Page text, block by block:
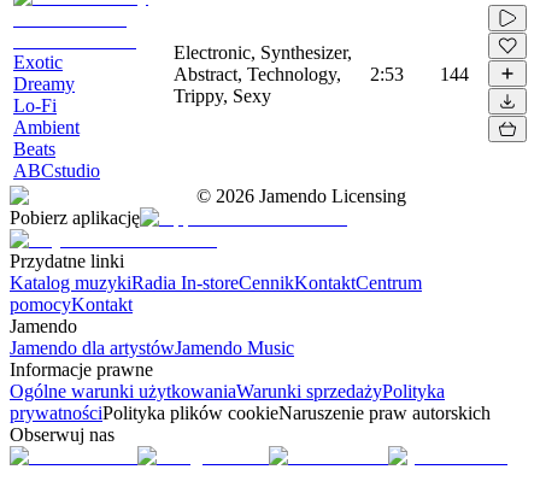
Exotic
Dreamy
Lo-Fi
Ambient
Beats
ABCstudio
Electronic, Synthesizer,
Abstract, Technology,
Trippy, Sexy
2:53 144
© 2026 Jamendo Licensing
Pobierz aplikację
Przydatne linki
Katalog muzykiRadia In-storeCennikKontaktCentrum
pomocyKontakt
Jamendo
Jamendo dla artystówJamendo Music
Informacje prawne
Ogólne warunki użytkowaniaWarunki sprzedażyPolityka
prywatnościPolityka plików cookieNaruszenie praw autorskich
Obserwuj nas